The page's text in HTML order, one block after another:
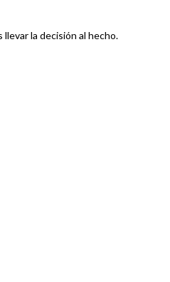
llevar la decisión al hecho.